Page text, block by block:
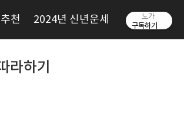
천 2024년 신년운세
라하기
노가
구독하기